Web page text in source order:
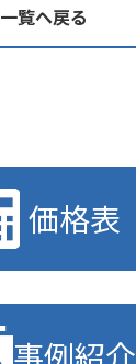
一覧へ戻る
価格表